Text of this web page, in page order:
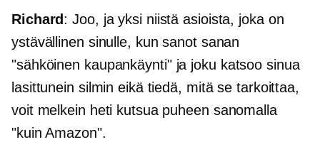
Richard: Joo, ja yksi niistä asioista, joka on
ystävällinen sinulle, kun sanot sanan
"sähköinen kaupankäynti"ja joku katsoo sinua
lasittunein silmin eikä tiedä, mitä se tarkoittaa,
voit melkein heti kutsua puheen sanomalla
"kuin Amazon".